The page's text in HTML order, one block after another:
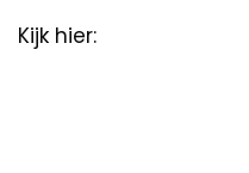
Kijk hier: